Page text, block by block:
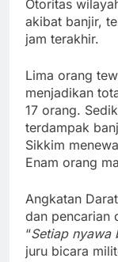
Otoritas
akibat banjir,
jam terakhir.
Lima orang
menjadikan
17 orang.
terdampak
Sikkim
Enam orang
Angkatan
dan pencarian
“Setiap nyawa
juru bicara